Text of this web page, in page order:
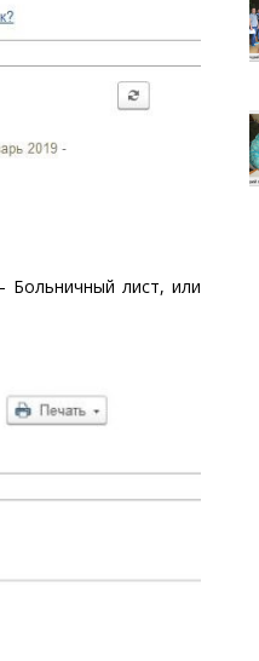
Больничный лист, или